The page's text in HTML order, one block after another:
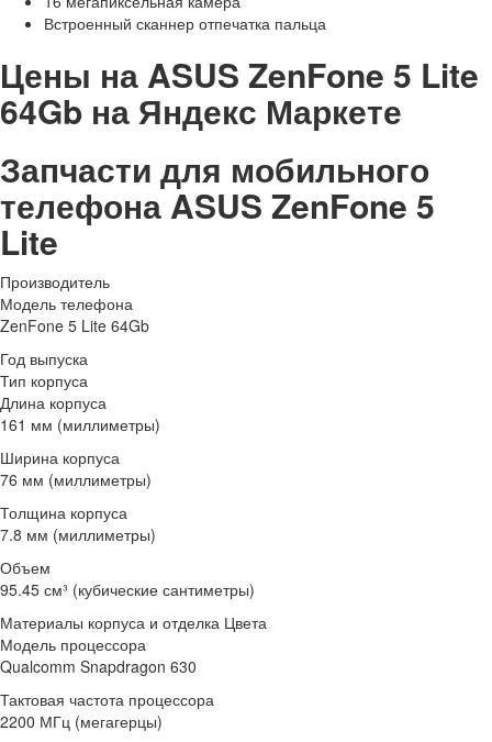
Встроенный сканнер отпечатка пальца
Цены на ASUS ZenFone 5 Lite
64Gb на Яндекс Маркете
Запчасти для мобильного
телефона ASUS ZenFone 5
Lite
Производитель
Модель телефона
ZenFone 5 Lite 64Gb
Год выпуска
Тип корпуса
Длина корпуса
161 мм (миллиметры)
Ширина корпуса
76 мм (миллиметры)
Толщина корпуса
7.8 мм (миллиметры)
Объем
95.45 см³ (кубические сантиметры)
Материалы корпуса и отделка Цвета
Модель процессора
Qualcomm Snapdragon 630
Тактовая частота процессора
2200 МГц (мегагерцы)